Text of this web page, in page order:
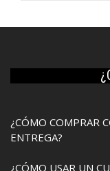
¿CÓMO COMPRAR
ENTREGA?
¿CÓMO USAR UN